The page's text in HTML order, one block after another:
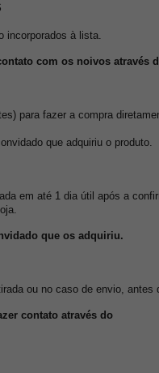
incorporados à lista.
com os noivos através
para fazer a compra
que adquiriu o produto.
em até 1 dia útil após a
que os adquiriu.
ou no caso de envio, antes
contato através do